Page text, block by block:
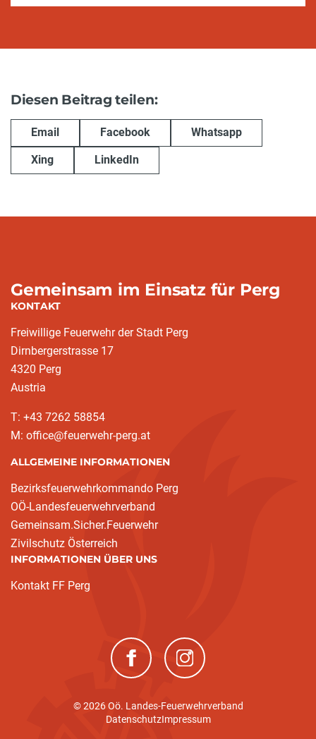
Diesen Beitrag teilen:
Email Facebook Whatsapp
Xing LinkedIn
Gemeinsam im Einsatz für Perg
KONTAKT
Freiwillige Feuerwehr der Stadt Perg
Dirnbergerstrasse 17
4320 Perg
Austria
T: +43 7262 58854
M: office@feuerwehr-perg.at
ALLGEMEINE INFORMATIONEN
Bezirksfeuerwehrkommando Perg
OÖ-Landesfeuerwehrverband
Gemeinsam.Sicher.Feuerwehr
Zivilschutz Österreich
INFORMATIONEN ÜBER UNS
Kontakt FF Perg
(neues Fenster)(neues Fenster)
© 2026 Oö. Landes-Feuerwehrverband
DatenschutzImpressum